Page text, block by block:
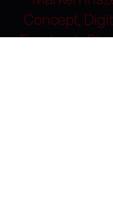
Concept,
Facebook,